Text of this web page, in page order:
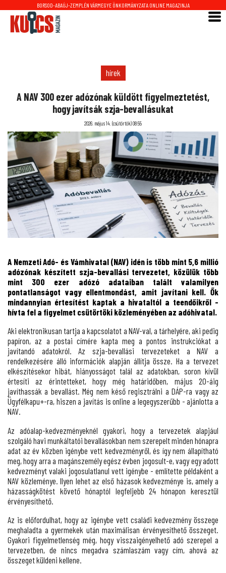
BORSOD-ABAÚJ-ZEMPLÉN VÁRMEGYE ÖNKORMÁNYZATA ONLINE MAGAZINJA
hírek
A NAV 300 ezer adózónak küldött figyelmeztetést,
hogy javítsák szja-bevallásukat
2026. május 14. (csütörtök) 08:55
A Nemzeti Adó- és Vámhivatal (NAV) idén is több mint 5,6 millió
adózónak készített szja-bevallási tervezetet, közülük több
mint 300 ezer adózó adataiban talált valamilyen
pontatlanságot vagy ellentmondást, amit javítani kell. Ők
mindannyian értesítést kaptak a hivataltól a teendőikről -
hívta fel a figyelmet csütörtöki közleményében az adóhivatal.
Aki elektronikusan tartja a kapcsolatot a NAV-val, a tárhelyére, aki pedig
papíron, az a postai címére kapta meg a pontos instrukciókat a
javítandó adatokról. Az szja-bevallási tervezeteket a NAV a
rendelkezésére álló információk alapján állítja össze. Ha a tervezet
elkészítésekor hibát, hiányosságot talál az adatokban, soron kívül
értesíti az érintetteket, hogy még határidőben, május 20-áig
javíthassák a bevallást.Még nem késő regisztrálni a DÁP-ra vagy az
Ügyfélkapu+-ra, hiszen a javítás is online a legegyszerűbb - ajánlotta a
NAV.
Az adóalap-kedvezményeknél gyakori, hogy a tervezetek alapjául
szolgáló havi munkáltatói bevallásokban nem szerepelt minden hónapra
adat az év közben igénybe vett kedvezményről, és így nem állapítható
meg, hogy arra a magánszemély egész évben jogosult-e, vagy egy adott
kedvezményt valaki jogosulatlanul vett igénybe - említette példaként a
NAV közleménye. Ilyen lehet az első házasok kedvezménye is, amely a
házasságkötést követő hónaptól legfeljebb 24 hónapon keresztül
érvényesíthető.
Az is előfordulhat, hogy az igénybe vett családi kedvezmény összege
meghaladta a gyermekek után maximálisan érvényesíthető összeget.
Gyakori figyelmetlenség még, hogy visszaigényelhető adó szerepel a
tervezetben, de nincs megadva számlaszám vagy cím, ahová az
összeget küldeni kellene.